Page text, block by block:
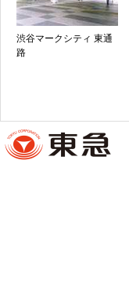
渋谷マークシティ 東通
路